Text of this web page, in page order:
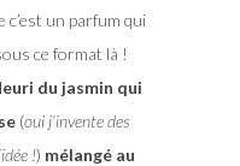
c’est un parfum qui
ce format là !
du jasmin qui
(oui j’invente des
!) mélangé au